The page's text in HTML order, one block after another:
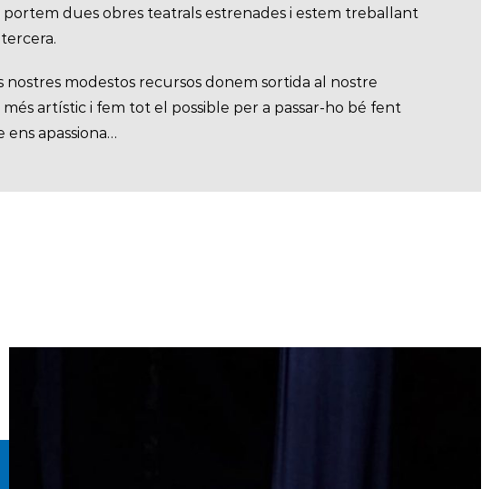
portem dues obres teatrals estrenades i estem treballant
nostres modestos recursos donem sortida al nostre
més artístic i fem tot el possible per a passar-ho bé fent
ens apassiona…